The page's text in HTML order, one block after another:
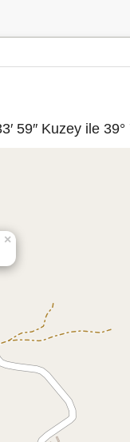
59″ Kuzey ile 39°
×